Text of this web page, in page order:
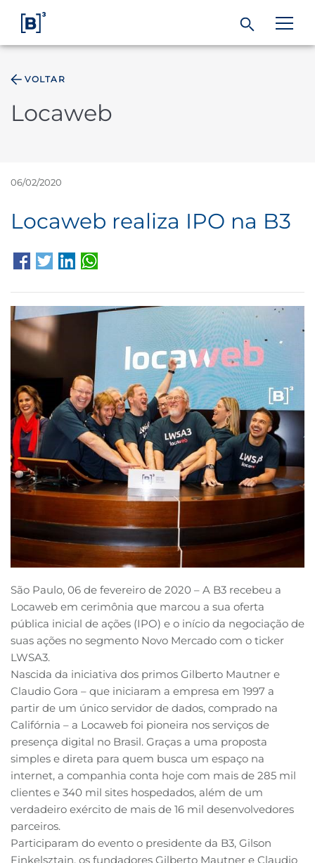
Índices
Soluções
Regulação
B3
VOLTAR
Locaweb
06/02/2020
Locaweb realiza IPO na B3
São Paulo, 06 de fevereiro de 2020 – A B3 recebeu a
Locaweb em cerimônia que marcou a sua oferta
pública inicial de ações (IPO) e o início da negociação de
suas ações no segmento Novo Mercado com o ticker
LWSA3.
Nascida da iniciativa dos primos Gilberto Mautner e
Claudio Gora – que iniciaram a empresa em 1997 a
partir de um único servidor de dados, comprado na
Califórnia – a Locaweb foi pioneira nos serviços de
presença digital no Brasil. Graças a uma proposta
simples e direta para quem busca um espaço na
internet, a companhia conta hoje com mais de 285 mil
clientes e 340 mil sites hospedados, além de um
verdadeiro exército de mais de 16 mil desenvolvedores
parceiros.
Participaram do evento o presidente da B3, Gilson
Finkelsztain, os fundadores Gilberto Mautner e Claudio